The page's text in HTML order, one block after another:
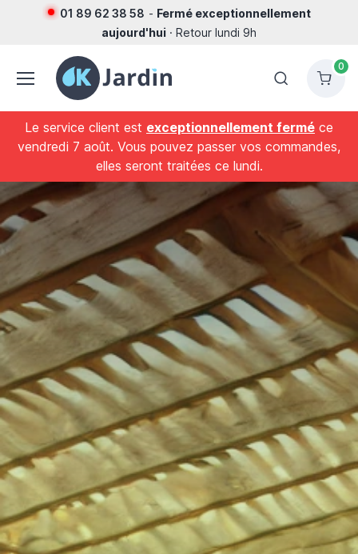
01 89 62 38 58 - Fermé exceptionnellement
aujourd'hui · Retour lundi 9h
0
Le service client est exceptionnellement fermé ce
vendredi 7 août. Vous pouvez passer vos commandes,
elles seront traitées ce lundi.